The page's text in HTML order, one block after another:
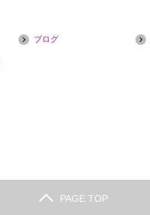
【五反田】CAママの店 品川酒役所
ブログ
PAGE TOP